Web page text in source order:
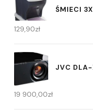
ŚMIECI
129,90zł
JVC
19 900,00zł